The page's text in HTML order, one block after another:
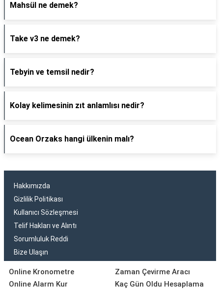
Mahsül ne demek?
Take v3 ne demek?
Tebyin ve temsil nedir?
Kolay kelimesinin zıt anlamlısı nedir?
Ocean Orzaks hangi ülkenin malı?
Hakkımızda
Gizlilik Politikası
Kullanıcı Sözleşmesi
Telif Hakları ve Alıntı
Sorumluluk Reddi
Bize Ulaşın
Online Kronometre
Online Alarm Kur
Zaman Çevirme Aracı
Kaç Gün Oldu Hesaplama